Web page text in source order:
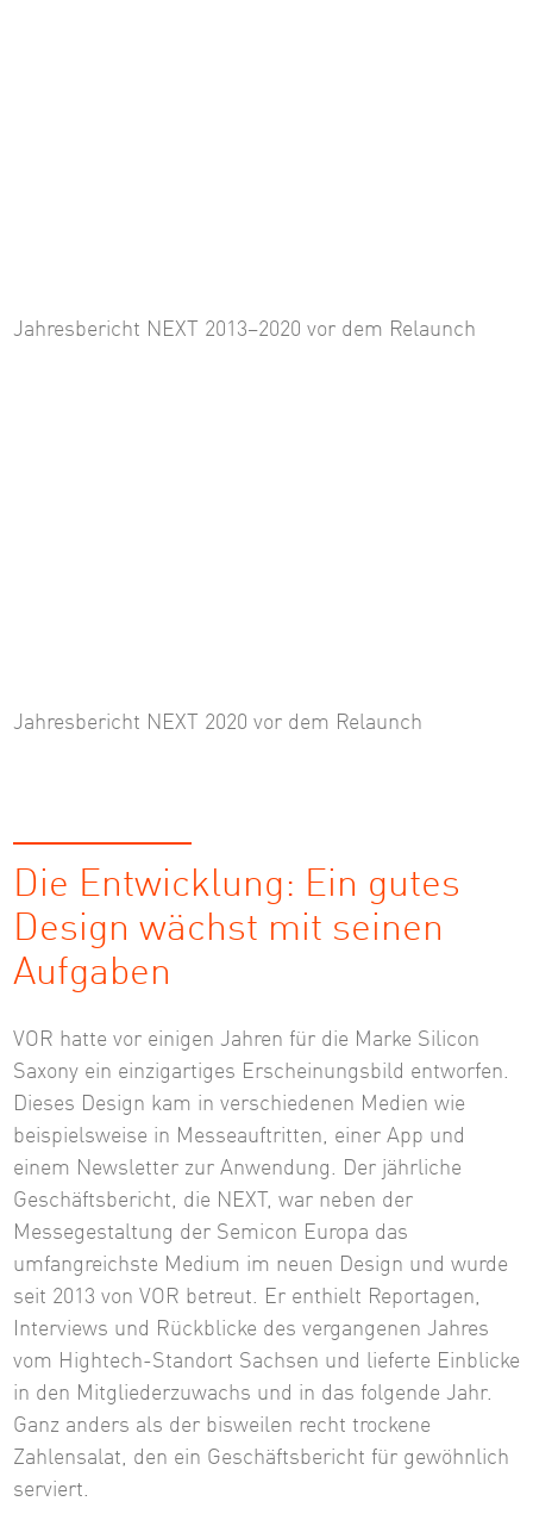
Jahresbericht NEXT 2013–2020 vor dem Relaunch
Jahresbericht NEXT 2020 vor dem Relaunch
Die Entwicklung: Ein gutes
Design wächst mit seinen
Aufgaben
VOR hatte vor einigen Jahren für die Marke Silicon
Saxony ein einzigartiges Erscheinungsbild entworfen.
Dieses Design kam in verschiedenen Medien wie
beispielsweise in Messeauftritten, einer App und
einem Newsletter zur Anwendung. Der jährliche
Geschäftsbericht, die NEXT, war neben der
Messegestaltung der Semicon Europa das
umfangreichste Medium im neuen Design und wurde
seit 2013 von VOR betreut. Er enthielt Reportagen,
Interviews und Rückblicke des vergangenen Jahres
vom Hightech-Standort Sachsen und lieferte Einblicke
in den Mitgliederzuwachs und in das folgende Jahr.
Ganz anders als der bisweilen recht trockene
Zahlensalat, den ein Geschäftsbericht für gewöhnlich
serviert.